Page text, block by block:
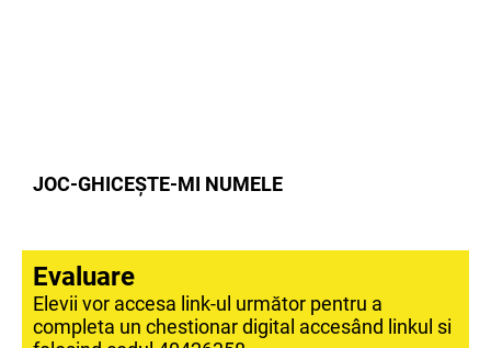
JOC-GHICEȘTE-MI NUMELE
Evaluare
Elevii vor accesa link-ul următor pentru a
completa un chestionar digital accesând linkul si